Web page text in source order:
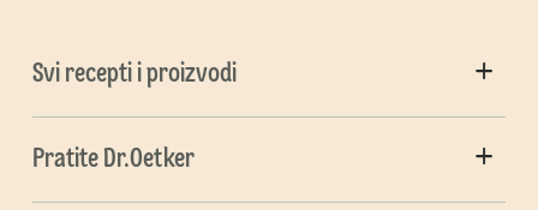
Svi recepti i proizvodi
Pratite Dr.Oetker